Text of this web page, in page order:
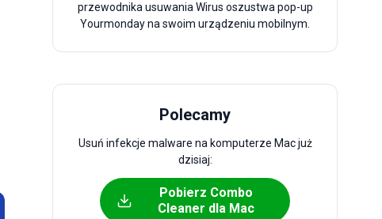
przewodnika usuwania Wirus oszustwa pop-up
Yourmonday na swoim urządzeniu mobilnym.
Polecamy
Usuń infekcje malware na komputerze Mac już
dzisiaj:
Pobierz Combo
Cleaner dla Mac